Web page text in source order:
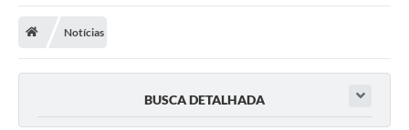
Notícias
BUSCA DETALHADA